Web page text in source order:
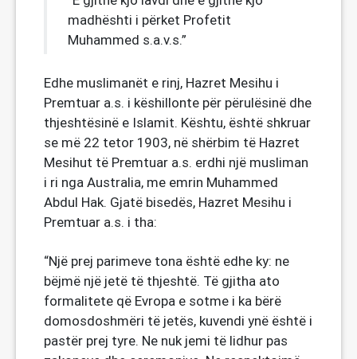
madhështi i përket Profetit
Muhammed s.a.v.s.”
Edhe muslimanët e rinj, Hazret Mesihu i
Premtuar a.s. i këshillonte për përulësinë dhe
thjeshtësinë e Islamit. Kështu, është shkruar
se më 22 tetor 1903, në shërbim të Hazret
Mesihut të Premtuar a.s. erdhi një musliman
i ri nga Australia, me emrin Muhammed
Abdul Hak. Gjatë bisedës, Hazret Mesihu i
Premtuar a.s. i tha:
“Një prej parimeve tona është edhe ky: ne
bëjmë një jetë të thjeshtë. Të gjitha ato
formalitete që Evropa e sotme i ka bërë
domosdoshmëri të jetës, kuvendi ynë është i
pastër prej tyre. Ne nuk jemi të lidhur pas